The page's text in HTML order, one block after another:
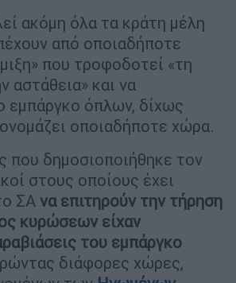
ακόμη όλα τα κράτη μέλη
από οποιαδήποτε
που τροφοδοτεί «τη
αστάθεια» και να
εμπάργκο όπλων, δίχως
οποιαδήποτε χώρα.
που δημοσιοποιήθηκε τον
στους οποίους έχει
ΣΑ να επιτηρούν την τήρηση
κυρώσεων είχαν
του εμπάργκο
διάφορες χώρες,